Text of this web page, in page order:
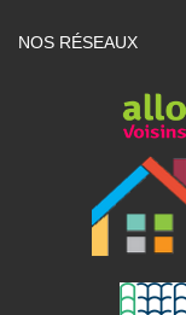
NOS RÉSEAUX